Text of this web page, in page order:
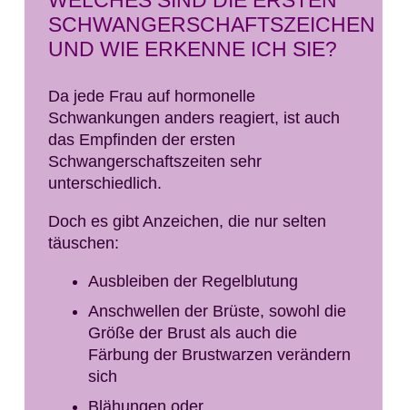
SCHWANGERSCHAFTSZEICHEN
UND WIE ERKENNE ICH SIE?
Da jede Frau auf hormonelle
Schwankungen anders reagiert, ist auch
das Empfinden der ersten
Schwangerschaftszeiten sehr
unterschiedlich.
Doch es gibt Anzeichen, die nur selten
täuschen:
Ausbleiben der Regelblutung
Anschwellen der Brüste, sowohl die
Größe der Brust als auch die
Färbung der Brustwarzen verändern
sich
Blähungen oder